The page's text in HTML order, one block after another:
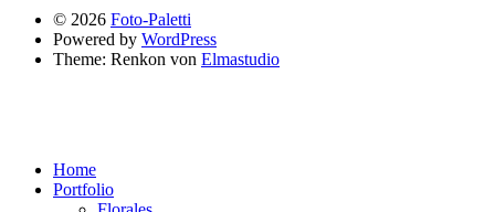
© 2026 Foto-Paletti
Powered by WordPress
Theme: Renkon von Elmastudio
Home
Portfolio